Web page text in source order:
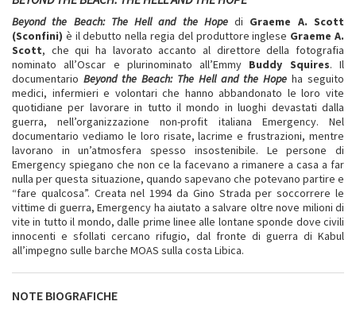
Beyond the Beach: The Hell and the Hopedi Graeme A. Scott
(Sconfini) è il debutto nella regia del produttore inglese Graeme A.
Scott, che qui ha lavorato accanto al direttore della fotografia
nominato all’Oscar e plurinominato all’Emmy Buddy Squires. Il
documentario Beyond the Beach: The Hell and the Hope ha seguito
medici, infermieri e volontari che hanno abbandonato le loro vite
quotidiane per lavorare in tutto il mondo in luoghi devastati dalla
guerra, nell’organizzazione non-profit italiana Emergency. Nel
documentario vediamo le loro risate, lacrime e frustrazioni, mentre
lavorano in un’atmosfera spesso insostenibile. Le persone di
Emergency spiegano che non ce la facevano a rimanere a casa a far
nulla per questa situazione, quando sapevano che potevano partire e
“fare qualcosa”. Creata nel 1994 da Gino Strada per soccorrere le
vittime di guerra, Emergency ha aiutato a salvare oltre nove milioni di
vite in tutto il mondo, dalle prime linee alle lontane sponde dove civili
innocenti e sfollati cercano rifugio, dal fronte di guerra di Kabul
all’impegno sulle barche MOAS sulla costa Libica.
NOTE BIOGRAFICHE